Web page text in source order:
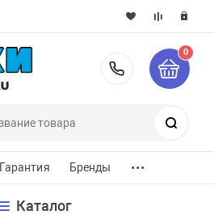
8-800-
0
Гарантия Бренды ...
Каталог